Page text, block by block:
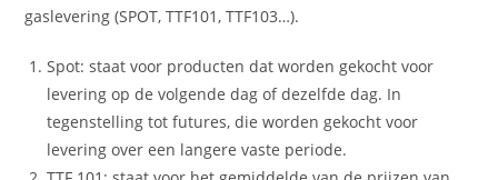
gaslevering (SPOT, TTF101, TTF103…).
Spot: staat voor producten dat worden gekocht voor
levering op de volgende dag of dezelfde dag. In
tegenstelling tot futures, die worden gekocht voor
levering over een langere vaste periode.